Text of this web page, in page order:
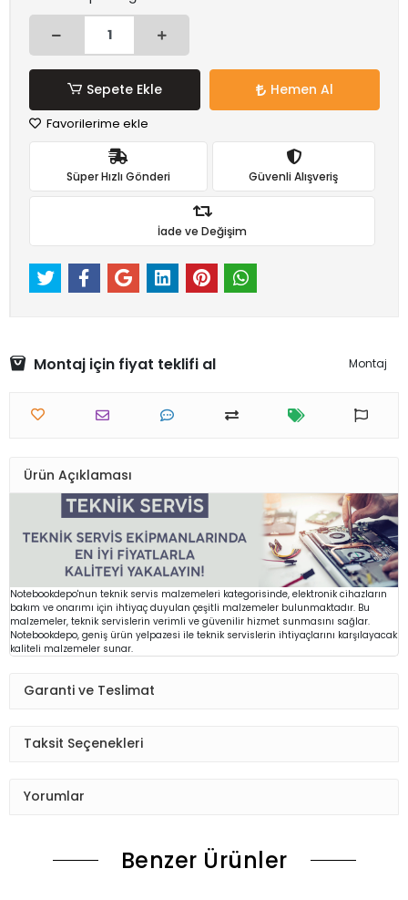
Sepete Ekle Hemen Al
Favorilerime ekle
Süper Hızlı Gönderi Güvenli Alışveriş
İade ve Değişim
Montaj için fiyat teklifi al Montaj
Ürün Açıklaması
Notebookdepo'nun teknik servis malzemeleri kategorisinde, elektronik cihazların
bakım ve onarımı için ihtiyaç duyulan çeşitli malzemeler bulunmaktadır. Bu
malzemeler, teknik servislerin verimli ve güvenilir hizmet sunmasını sağlar.
Notebookdepo, geniş ürün yelpazesi ile teknik servislerin ihtiyaçlarını karşılayacak
kaliteli malzemeler sunar.
Garanti ve Teslimat
Taksit Seçenekleri
Yorumlar
Benzer Ürünler